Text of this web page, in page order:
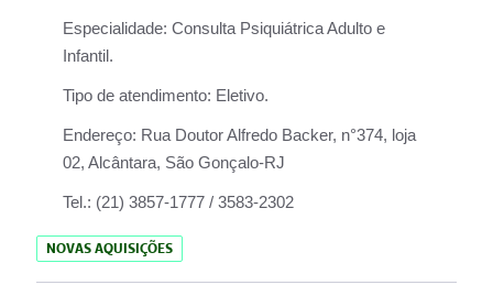
Especialidade: Consulta Psiquiátrica Adulto e
Infantil.
Tipo de atendimento: Eletivo.
Endereço: Rua Doutor Alfredo Backer, n°374, loja
02, Alcântara, São Gonçalo-RJ
Tel.: (21) 3857-1777 / 3583-2302
NOVAS AQUISIÇÕES